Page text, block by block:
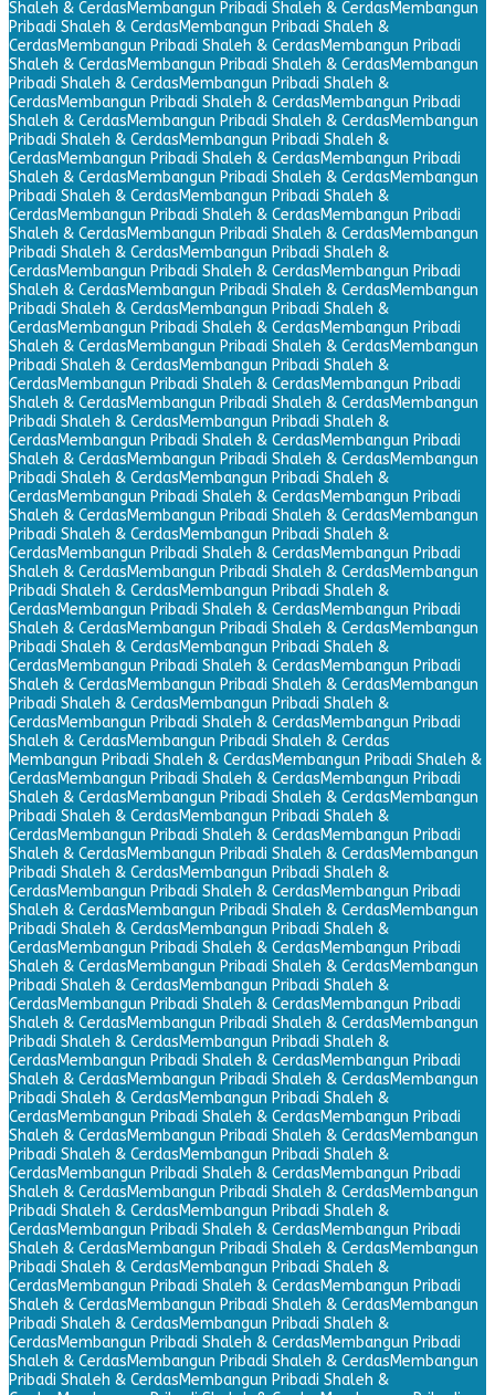
Shaleh & CerdasMembangun Pribadi Shaleh & CerdasMembangun
Pribadi Shaleh & CerdasMembangun Pribadi Shaleh &
CerdasMembangun Pribadi Shaleh & CerdasMembangun Pribadi
Shaleh & CerdasMembangun Pribadi Shaleh & CerdasMembangun
Pribadi Shaleh & CerdasMembangun Pribadi Shaleh &
CerdasMembangun Pribadi Shaleh & CerdasMembangun Pribadi
Shaleh & CerdasMembangun Pribadi Shaleh & CerdasMembangun
Pribadi Shaleh & CerdasMembangun Pribadi Shaleh &
CerdasMembangun Pribadi Shaleh & CerdasMembangun Pribadi
Shaleh & CerdasMembangun Pribadi Shaleh & CerdasMembangun
Pribadi Shaleh & CerdasMembangun Pribadi Shaleh &
CerdasMembangun Pribadi Shaleh & CerdasMembangun Pribadi
Shaleh & CerdasMembangun Pribadi Shaleh & CerdasMembangun
Pribadi Shaleh & CerdasMembangun Pribadi Shaleh &
CerdasMembangun Pribadi Shaleh & CerdasMembangun Pribadi
Shaleh & CerdasMembangun Pribadi Shaleh & CerdasMembangun
Pribadi Shaleh & CerdasMembangun Pribadi Shaleh &
CerdasMembangun Pribadi Shaleh & CerdasMembangun Pribadi
Shaleh & CerdasMembangun Pribadi Shaleh & CerdasMembangun
Pribadi Shaleh & CerdasMembangun Pribadi Shaleh &
CerdasMembangun Pribadi Shaleh & CerdasMembangun Pribadi
Shaleh & CerdasMembangun Pribadi Shaleh & CerdasMembangun
Pribadi Shaleh & CerdasMembangun Pribadi Shaleh &
CerdasMembangun Pribadi Shaleh & CerdasMembangun Pribadi
Shaleh & CerdasMembangun Pribadi Shaleh & CerdasMembangun
Pribadi Shaleh & CerdasMembangun Pribadi Shaleh &
CerdasMembangun Pribadi Shaleh & CerdasMembangun Pribadi
Shaleh & CerdasMembangun Pribadi Shaleh & CerdasMembangun
Pribadi Shaleh & CerdasMembangun Pribadi Shaleh &
CerdasMembangun Pribadi Shaleh & CerdasMembangun Pribadi
Shaleh & CerdasMembangun Pribadi Shaleh & CerdasMembangun
Pribadi Shaleh & CerdasMembangun Pribadi Shaleh &
CerdasMembangun Pribadi Shaleh & CerdasMembangun Pribadi
Shaleh & CerdasMembangun Pribadi Shaleh & CerdasMembangun
Pribadi Shaleh & CerdasMembangun Pribadi Shaleh &
CerdasMembangun Pribadi Shaleh & CerdasMembangun Pribadi
Shaleh & CerdasMembangun Pribadi Shaleh & CerdasMembangun
Pribadi Shaleh & CerdasMembangun Pribadi Shaleh &
CerdasMembangun Pribadi Shaleh & CerdasMembangun Pribadi
Shaleh & CerdasMembangun Pribadi Shaleh & Cerdas
Membangun Pribadi Shaleh & CerdasMembangun Pribadi Shaleh &
CerdasMembangun Pribadi Shaleh & CerdasMembangun Pribadi
Shaleh & CerdasMembangun Pribadi Shaleh & CerdasMembangun
Pribadi Shaleh & CerdasMembangun Pribadi Shaleh &
CerdasMembangun Pribadi Shaleh & CerdasMembangun Pribadi
Shaleh & CerdasMembangun Pribadi Shaleh & CerdasMembangun
Pribadi Shaleh & CerdasMembangun Pribadi Shaleh &
CerdasMembangun Pribadi Shaleh & CerdasMembangun Pribadi
Shaleh & CerdasMembangun Pribadi Shaleh & CerdasMembangun
Pribadi Shaleh & CerdasMembangun Pribadi Shaleh &
CerdasMembangun Pribadi Shaleh & CerdasMembangun Pribadi
Shaleh & CerdasMembangun Pribadi Shaleh & CerdasMembangun
Pribadi Shaleh & CerdasMembangun Pribadi Shaleh &
CerdasMembangun Pribadi Shaleh & CerdasMembangun Pribadi
Shaleh & CerdasMembangun Pribadi Shaleh & CerdasMembangun
Pribadi Shaleh & CerdasMembangun Pribadi Shaleh &
CerdasMembangun Pribadi Shaleh & CerdasMembangun Pribadi
Shaleh & CerdasMembangun Pribadi Shaleh & CerdasMembangun
Pribadi Shaleh & CerdasMembangun Pribadi Shaleh &
CerdasMembangun Pribadi Shaleh & CerdasMembangun Pribadi
Shaleh & CerdasMembangun Pribadi Shaleh & CerdasMembangun
Pribadi Shaleh & CerdasMembangun Pribadi Shaleh &
CerdasMembangun Pribadi Shaleh & CerdasMembangun Pribadi
Shaleh & CerdasMembangun Pribadi Shaleh & CerdasMembangun
Pribadi Shaleh & CerdasMembangun Pribadi Shaleh &
CerdasMembangun Pribadi Shaleh & CerdasMembangun Pribadi
Shaleh & CerdasMembangun Pribadi Shaleh & CerdasMembangun
Pribadi Shaleh & CerdasMembangun Pribadi Shaleh &
CerdasMembangun Pribadi Shaleh & CerdasMembangun Pribadi
Shaleh & CerdasMembangun Pribadi Shaleh & CerdasMembangun
Pribadi Shaleh & CerdasMembangun Pribadi Shaleh &
CerdasMembangun Pribadi Shaleh & CerdasMembangun Pribadi
Shaleh & CerdasMembangun Pribadi Shaleh & CerdasMembangun
Pribadi Shaleh & CerdasMembangun Pribadi Shaleh &